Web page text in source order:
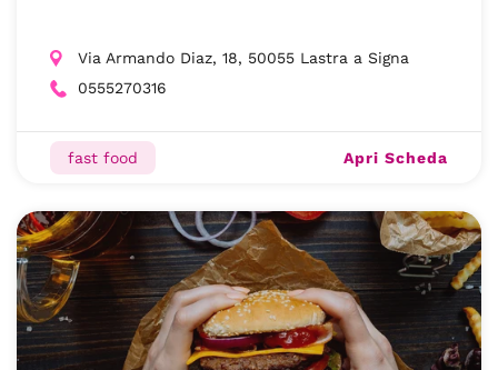
Via Armando Diaz, 18, 50055 Lastra a Signa
0555270316
fast food Apri Scheda